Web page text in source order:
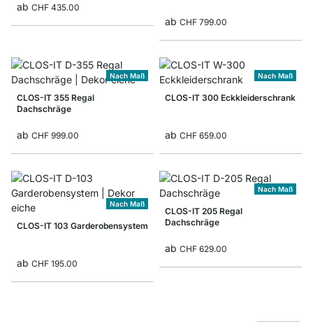
ab CHF 435.00
ab CHF 799.00
Nach Maß
CLOS-IT 355 Regal
Dachschräge
ab CHF 999.00
Nach Maß
CLOS-IT 300 Eckkleiderschrank
ab CHF 659.00
Nach Maß
CLOS-IT 103 Garderobensystem
ab CHF 195.00
Nach Maß
CLOS-IT 205 Regal
Dachschräge
ab CHF 629.00